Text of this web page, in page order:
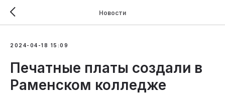
Новости
2024-04-18 15:09
Печатные платы создали в
Раменском колледже